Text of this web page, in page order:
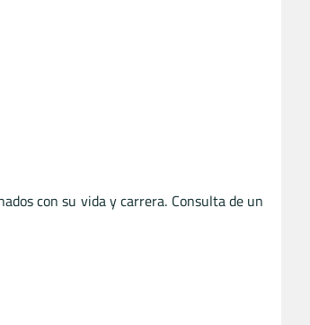
con su vida y carrera. Consulta de un